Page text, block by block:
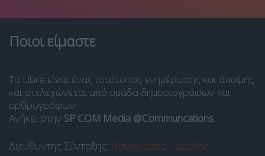
Ποιοι είμαστε
Το Libre είναι ένας ιστότοπος ενημέρωσης και άποψης
και στελεχώνεται από ομάδα δημοσιογράφων και
αρθρογράφων.
Ανήκει στην SP COM Media @Communcations
Διευθυντής Σύνταξης: Παναγιώτης Ι. Δρίβας